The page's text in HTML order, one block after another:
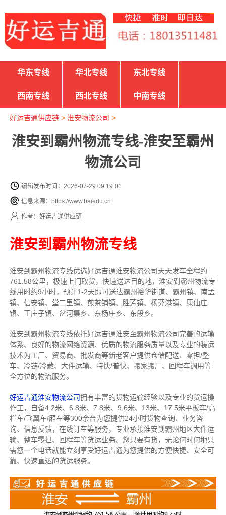
华东专线 华北专线 东北专线
西南专线 西北专线 中南专线
好运吉通供应链> 淮安物流公司 >
淮安到霸州物流专线-淮安至霸州
物流公司
编辑发布时间：2026-07-29 09:19:01
信息来源：https://www.baiedu.cn
作者：好运吉通供应链
淮安到霸州物流专线
淮安到霸州物流专线优选好运吉通淮安物流公司天天发车全程约
761.58公里， 极速上门取货，快速送达目的地，淮安到霸州物流专
线用时约9小时，预计1-2天即可送达霸州裕华街道、霸州镇、南孟
镇、信安镇、堂二里镇、煎茶铺镇、胜芳镇、杨芬港镇、康仙庄
镇、王庄子镇、岔河集乡、东杨庄乡、东段乡。
淮安到霸州物流专线依托好运吉通淮安至霸州物流公司完善的运输
体系、良好的物流网络资源、优质的物流服务质量以及专业的装运
技术为工厂、贸易商、批发商等新老客户提供仓储配送、零担/整
车、冷链/冷藏、大件运输、特快/普快、搬家搬厂、回程车调用等
全方位的物流服务。
好运吉通淮安物流公司拥有丰富的货物运输经验以及专业的货运操
作工，自备4.2米、6.8米、7.8米、9.6米、13米、17.5米平板车/高
栏车/飞翼车/厢车等300余台为您提供24小时货物查询、业务咨
询、信息反馈，在线订车等服务， 专业承接淮安到霸州地区大件运
输、整车零担、回程车等货运业务。 您只要有货，无论何时何地只
需您一个电话就能立刻享受好运吉通为您提供的方便快捷、安全可
靠、快速直达的货运服务。